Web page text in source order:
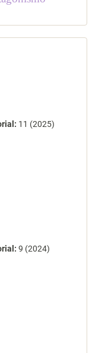
11 (2025)
9 (2024)